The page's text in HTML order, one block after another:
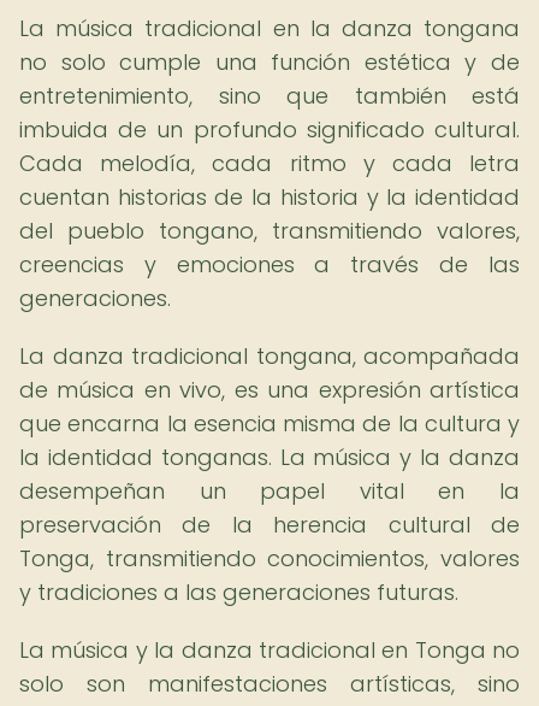
La música tradicional en la danza tongana
no solo cumple una función estética y de
entretenimiento, sino que también está
imbuida de un profundo significado cultural.
Cada melodía, cada ritmo y cada letra
cuentan historias de la historia y la identidad
del pueblo tongano, transmitiendo valores,
creencias y emociones a través de las
generaciones.
La danza tradicional tongana, acompañada
de música en vivo, es una expresión artística
que encarna la esencia misma de la cultura y
la identidad tonganas. La música y la danza
desempeñan un papel vital en la
preservación de la herencia cultural de
Tonga, transmitiendo conocimientos, valores
y tradiciones a las generaciones futuras.
La música y la danza tradicional en Tonga no
solo son manifestaciones artísticas, sino